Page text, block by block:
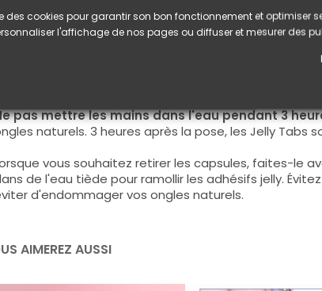
:
Veillez à ne pas toucher la partie adhésive des
leur efficacité. Manipulez-les avec précaution en
pas mettre les mains dans l'eau pendant 3
naturels. 3 heures après la pose, les Jelly Tabs
vous souhaitez retirer les capsules, faites-le
de l'eau tiède pour ramollir les adhésifs jelly.
d'endommager vos ongles naturels.
AIMEREZ AUSSI
des cookies pour garantir son bon fonctionnement et optimiser
l'affichage de nos pages ou diffuser et mesurer des